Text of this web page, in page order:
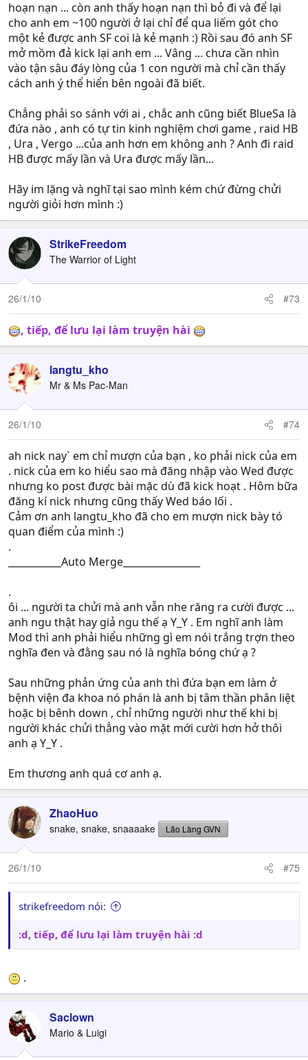
hoạn nạn ... còn anh thấy hoạn nạn thì bỏ đi và để lại
cho anh em ~100 người ở lại chỉ để qua liếm gót cho
một kẻ được anh SF coi là kẻ mạnh :) Rồi sau đó anh SF
mở mồm đả kick lại anh em ... Vâng ... chưa cần nhìn
vào tận sâu đáy lòng của 1 con người mà chỉ cần thấy
cách anh ý thể hiển bên ngoài đã biết.
Chẳng phải so sánh với ai , chắc anh cũng biết BlueSa là
đứa nào , anh có tự tin kinh nghiệm chơi game , raid HB
, Ura , Vergo ...của anh hơn em không anh ? Anh đi raid
HB được mấy lần và Ura được mấy lần...
Hãy im lặng và nghĩ tại sao mình kém chứ đừng chửi
người giỏi hơn mình :)
StrikeFreedom
The Warrior of Light
26/1/10 #73
, tiếp, để lưu lại làm truyện hài
langtu_kho
Mr & Ms Pac-Man
26/1/10 #74
ah nick nay` em chỉ mượn của bạn , ko phải nick của em
. nick của em ko hiểu sao mà đăng nhập vào Wed được
nhưng ko post được bài mặc dù đã kick hoạt . Hôm bữa
đăng kí nick nhưng cũng thấy Wed báo lối .
Cảm ơn anh langtu_kho đã cho em mượn nick bày tó
quan điểm của mình :)
.
___________Auto Merge________________
.
ôi ... người ta chửi mà anh vẫn nhe răng ra cười được ...
anh ngu thật hay giả ngu thế ạ Y_Y . Em nghĩ anh làm
Mod thì anh phải hiểu những gì em nói trắng trợn theo
nghĩa đen và đằng sau nó là nghĩa bóng chứ ạ ?
Sau những phản ứng của anh thì đứa bạn em làm ở
bệnh viện đa khoa nó phán là anh bị tâm thần phân liệt
hoặc bị bênh down , chỉ những người như thế khi bị
người khác chửi thẳng vào mặt mới cười hơn hở thôi
anh ạ Y_Y .
Em thương anh quá cơ anh ạ.
ZhaoHuo
snake, snake, snaaaake Lão Làng GVN
26/1/10 #75
strikefreedom nói:
:d, tiếp, để lưu lại làm truyện hài :d
.
Saclown
Mario & Luigi